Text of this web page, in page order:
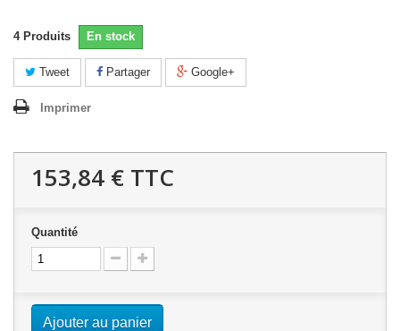
4 Produits En stock
Tweet Partager Google+
Imprimer
153,84 € TTC
Quantité
Ajouter au panier